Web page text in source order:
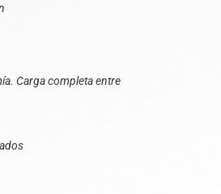
Carga completa entre